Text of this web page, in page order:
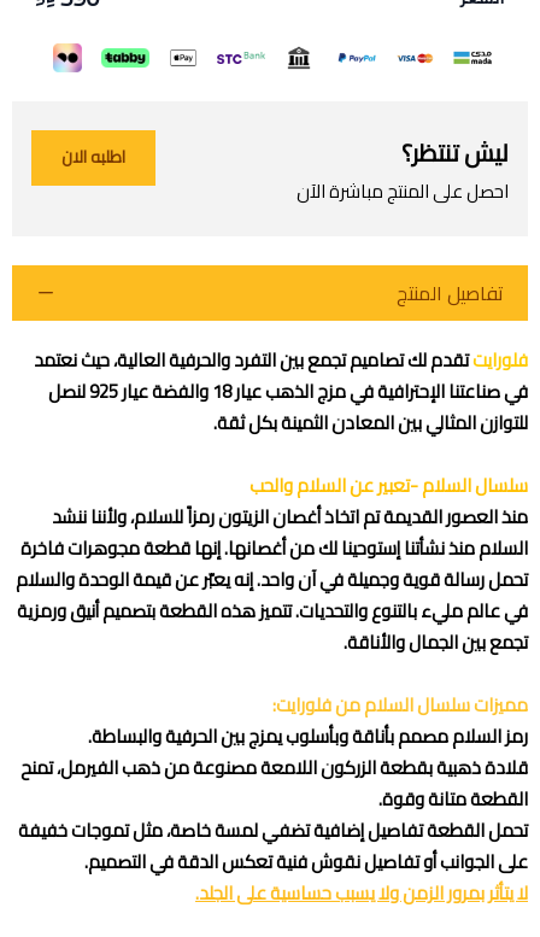
ليش تنتظر؟
احصل على المنتج مباشرة الآن
اطلبه الان
اطلب المنتج
تفاصيل المنتج
فلورايتتقدم لك تصاميم تجمع بين التفرد والحرفية العالية، حيث نعتمد
في صناعتنا الإحترافية في مزج الذهب عيار 18 والفضة عيار 925 لنصل
للتوازن المثالي بين المعادن الثمينة بكل ثقة.
سلسال السلام -تعبير عن السلام والحب
منذ العصور القديمة تم اتخاذ أغصان الزيتون رمزاً للسلام، ولأننا ننشد
السلام منذ نشأتنا إستوحينا لك من أغصانها. إنها قطعة مجوهرات فاخرة
تحمل رسالة قوية وجميلة في آن واحد. إنه يعبّر عن قيمة الوحدة والسلام
في عالم مليء بالتنوع والتحديات. تتميز هذه القطعة بتصميم أنيق ورمزية
تجمع بين الجمال والأناقة.
مميزات سلسال السلام من فلورايت:
رمز السلام مصمم بأناقة وبأسلوب يمزج بين الحرفية والبساطة.
قلادة ذهبية بقطعة الزركون اللامعة مصنوعة من ذهب الفيرمل، تمنح
القطعة متانة وقوة.
تحمل القطعة تفاصيل إضافية تضفي لمسة خاصة، مثل تموجات خفيفة
على الجوانب أو تفاصيل نقوش فنية تعكس الدقة في التصميم.
لا يتأثر بمرور الزمن ولا يسبب حساسية على الجلد.